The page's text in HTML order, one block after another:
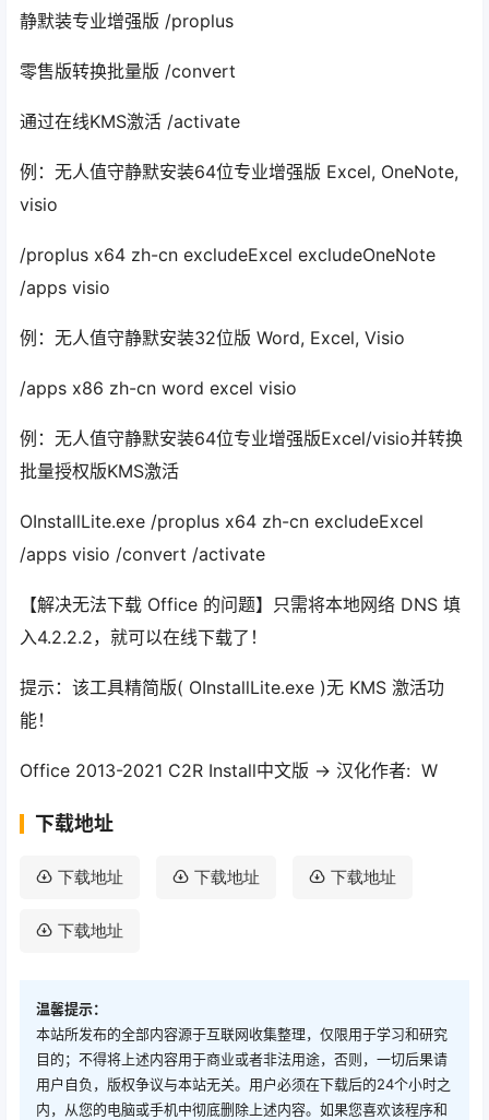
静默装专业增强版 /proplus
零售版转换批量版 /convert
通过在线KMS激活 /activate
例：无人值守静默安装64位专业增强版 Excel, OneNote,
visio
/proplus x64 zh-cn excludeExcel excludeOneNote
/apps visio
例：无人值守静默安装32位版 Word, Excel, Visio
/apps x86 zh-cn word excel visio
例：无人值守静默安装64位专业增强版Excel/visio并转换
批量授权版KMS激活
OInstallLite.exe /proplus x64 zh-cn excludeExcel
/apps visio /convert /activate
【解决无法下载 Office 的问题】只需将本地网络 DNS 填
入4.2.2.2，就可以在线下载了！
提示：该工具精简版( OInstallLite.exe )无 KMS 激活功
能！
Office 2013-2021 C2R Install中文版 -> 汉化作者: W
下载地址
下载地址 下载地址 下载地址
下载地址
温馨提示：
本站所发布的全部内容源于互联网收集整理，仅限用于学习和研究
目的；不得将上述内容用于商业或者非法用途，否则，一切后果请
用户自负，版权争议与本站无关。用户必须在下载后的24个小时之
内，从您的电脑或手机中彻底删除上述内容。如果您喜欢该程序和